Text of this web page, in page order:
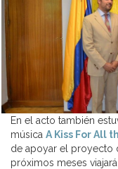
En el acto también
música A Kiss For All
de apoyar el proyecto
próximos meses